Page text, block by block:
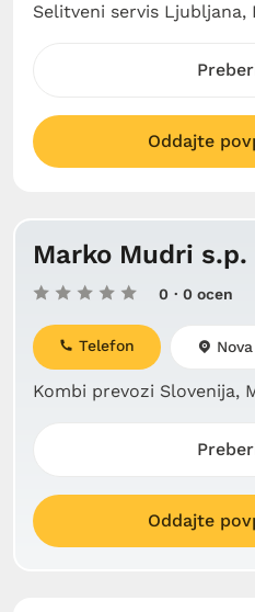
Selitveni servis Ljubljana,
Oddajte
Marko Mudri s.p.
0 · 0 ocen
Kombi prevozi Slovenija,
Telefon
Oddajte